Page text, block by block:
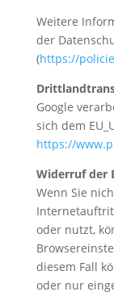
Weitere
der
(https://
Google
sich dem
https://
Widerruf der
Wenn Sie
oder nutzt,
diesem Fall
oder nur